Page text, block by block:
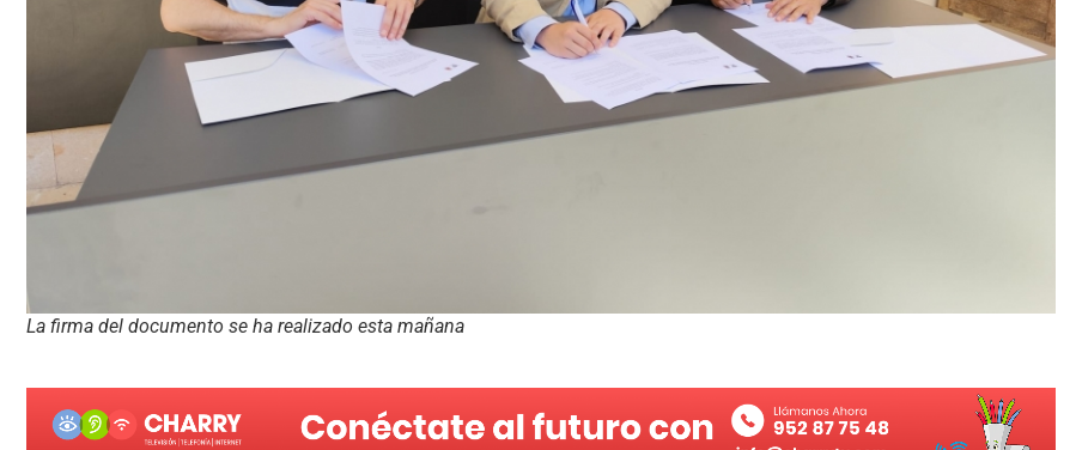
La firma del documento se ha realizado esta mañana